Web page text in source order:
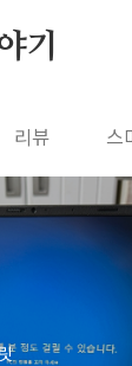
기
리뷰 스